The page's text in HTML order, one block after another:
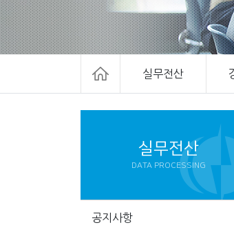
실무전산
실무전산
DATA PROCESSING
공지사항